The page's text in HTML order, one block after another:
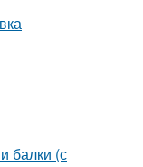
балки (с